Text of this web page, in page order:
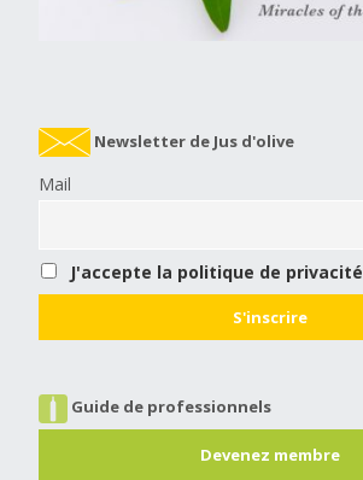
Newsletter de Jus d'olive
Mail
J'accepte la politique de privacité
Guide de professionnels
Devenez membre